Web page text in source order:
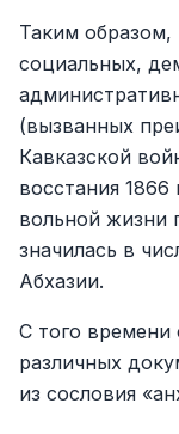
Таким образом,
социальных,
(вызванных
Кавказской
восстания
вольной жизни
значилась в
Абхазии.
С того времени
различных
из сословия